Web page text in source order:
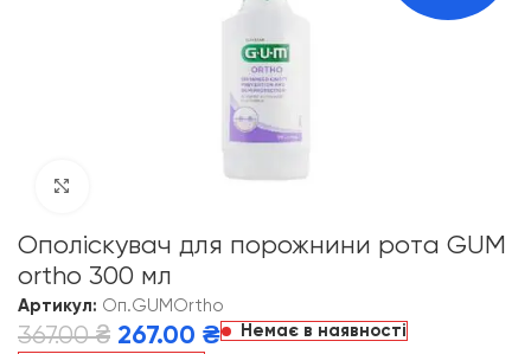
Ополіскувач для порожнини рота GUM
ortho 300 мл
Артикул: Оп.GUMOrtho
367.00₴ 267.00 ₴
Немає в наявності